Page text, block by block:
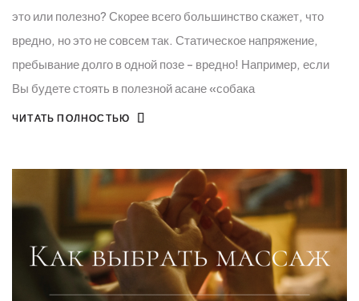
это или полезно? Скорее всего большинство скажет, что
вредно, но это не совсем так. Статическое напряжение,
пребывание долго в одной позе - вредно! Например, если
Вы будете стоять в полезной асане «собака
ЧИТАТЬ ПОЛНОСТЬЮ